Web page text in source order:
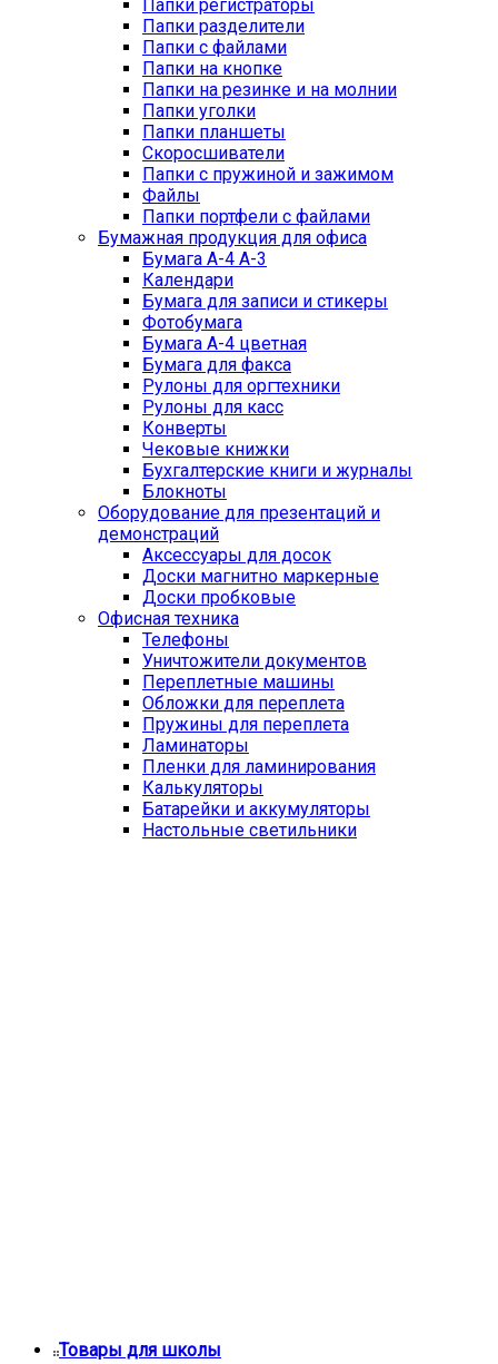
Папки регистраторы
Папки разделители
Папки с файлами
Папки на кнопке
Папки на резинке и на молнии
Папки уголки
Папки планшеты
Скоросшиватели
Папки с пружиной и зажимом
Файлы
Папки портфели с файлами
Бумажная продукция для офиса
Бумага А-4 А-3
Календари
Бумага для записи и стикеры
Фотобумага
Бумага А-4 цветная
Бумага для факса
Рулоны для оргтехники
Рулоны для касс
Конверты
Чековые книжки
Бухгалтерские книги и журналы
Блокноты
Оборудование для презентаций и
демонстраций
Аксессуары для досок
Доски магнитно маркерные
Доски пробковые
Офисная техника
Телефоны
Уничтожители документов
Переплетные машины
Обложки для переплета
Пружины для переплета
Ламинаторы
Пленки для ламинирования
Калькуляторы
Батарейки и аккумуляторы
Настольные светильники
Товары для школы